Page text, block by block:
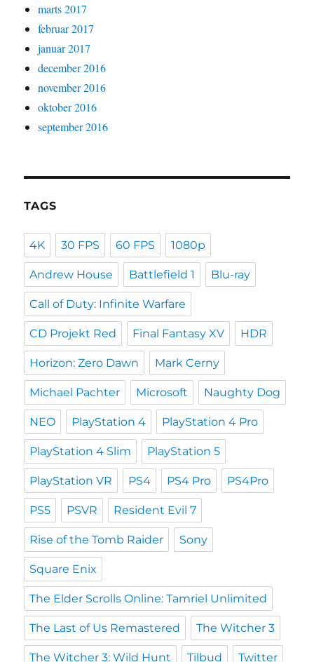
marts 2017
februar 2017
januar 2017
december 2016
november 2016
oktober 2016
september 2016
TAGS
4K 30 FPS 60 FPS 1080p
Andrew House Battlefield 1 Blu-ray
Call of Duty: Infinite Warfare
CD Projekt Red Final Fantasy XV HDR
Horizon: Zero Dawn Mark Cerny
Michael Pachter Microsoft Naughty Dog
NEO PlayStation 4 PlayStation 4 Pro
PlayStation 4 Slim PlayStation 5
PlayStation VR PS4 PS4 Pro PS4Pro
PS5 PSVR Resident Evil 7
Rise of the Tomb Raider Sony
Square Enix
The Elder Scrolls Online: Tamriel Unlimited
The Last of Us Remastered The Witcher 3
The Witcher 3: Wild Hunt Tilbud Twitter